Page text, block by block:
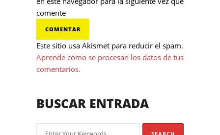
comente
Este sitio usa Akismet para reducir el spam.
Aprende cómo se procesan los datos de tus
comentarios.
BUSCAR ENTRADA